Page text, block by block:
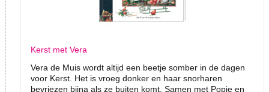
Kerst met Vera
Vera de Muis wordt altijd een beetje somber in de dagen
voor Kerst. Het is vroeg donker en haar snorharen
bevriezen bijna als ze buiten komt. Samen met Popje en